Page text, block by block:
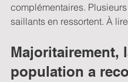
complémentaires.
saillants en ressortent. À
Majoritairement,
population a